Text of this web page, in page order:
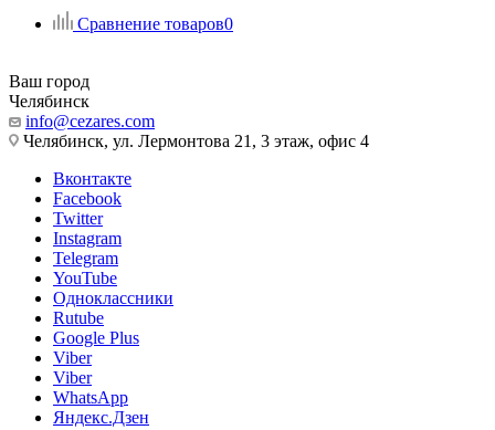
Сравнение товаров0
Ваш город
Челябинск
info@cezares.com
Челябинск, ул. Лермонтова 21, 3 этаж, офис 4
Вконтакте
Facebook
Twitter
Instagram
Telegram
YouTube
Одноклассники
Rutube
Google Plus
Viber
Viber
WhatsApp
Яндекс.Дзен